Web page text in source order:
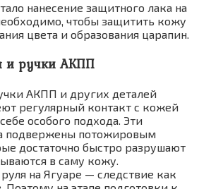
нанесение защитного лака на
чтобы защитить кожу
цвета и образования царапин.
и ручки АКПП
АКПП и других деталей
регулярный контакт с кожей
особого подхода. Эти
подвержены потожировым
достаточно быстро разрушают
в саму кожу.
на Ягуаре — следствие как